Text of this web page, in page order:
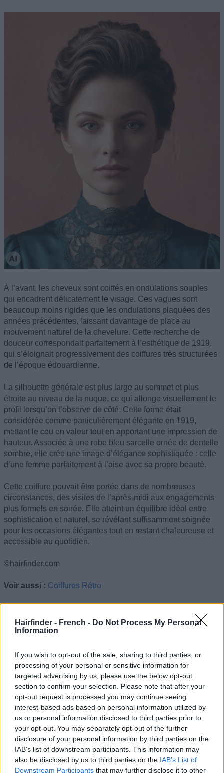
Hairfinder - French - Do Not Process My Personal
Information
If you wish to opt-out of the sale, sharing to third parties, or
processing of your personal or sensitive information for
targeted advertising by us, please use the below opt-out
section to confirm your selection. Please note that after your
opt-out request is processed you may continue seeing
interest-based ads based on personal information utilized by
us or personal information disclosed to third parties prior to
your opt-out. You may separately opt-out of the further
disclosure of your personal information by third parties on the
IAB’s list of downstream participants. This information may
also be disclosed by us to third parties on the IAB’s List of
Downstream Participants that may further disclose it to other
À l’avant, les cheveux sont coiffés en ondulations souples
qui encadrent délicatement le visage. Ces vagues sont
beaucoup moins rigides que les ondulations plaquées des
années précédentes, laissant davantage de place au
mouvement naturel de la chevelure. Cette recherche de
douceur correspondait parfaitement à l’esthétique de 1919,
qui s’éloignait progressivement des coiffures très structurées
de l’époque édouardienne.
La silhouette générale est plus large au sommet et plus
étroite au niveau de la nuque, ce qui allonge visuellement le
profil lorsqu’on l’observe de côté. Cette forme était
considérée comme particulièrement élégante en 1919,
mettant le cou en valeur tout en apportant une impression de
hauteur. Associée à une robe bleu sarcelle ornée de dentelle
sombre, elle crée une image d’élégance sophistiquée : celle
d’une femme parfaitement à l’aise avec sa propre beauté.
Cette coiffure pouvait être portée dans de nombreuses
circonstances, des visites de l’après-midi aux engagements
plus formels en soirée. Elle atteint un équilibre idéal entre
sophistication et naturel, se révélant suffisamment soignée
pour les occasions élégantes tout en restant chaleureuse et
accessible au quotidien.
©hairfinder.com
Voir aussi : Coiffures Rétro